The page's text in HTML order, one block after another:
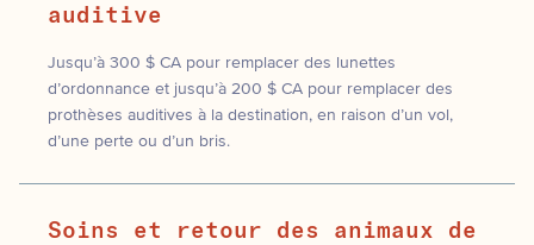
auditive
Jusqu’à 300 $ CA pour remplacer des lunettes
d’ordonnance et jusqu’à 200 $ CA pour remplacer des
prothèses auditives à la destination, en raison d’un vol,
d’une perte ou d’un bris.
Soins et retour des animaux de